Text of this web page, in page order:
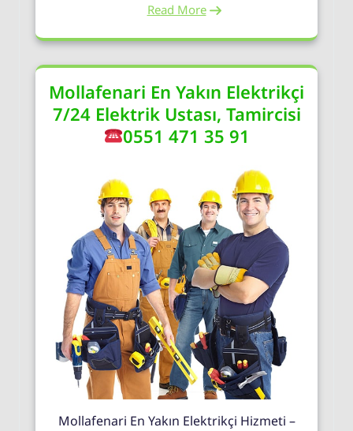
Read More
Mollafenari En Yakın Elektrikçi
7/24 Elektrik Ustası, Tamircisi
0551 471 35 91
Mollafenari En Yakın Elektrikçi Hizmeti –